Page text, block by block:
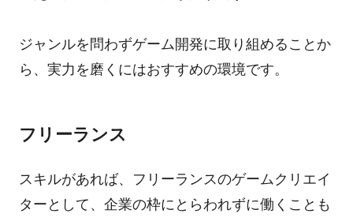
ジャンルを問わずゲーム開発に取り組めることか
ら、実力を磨くにはおすすめの環境です。
フリーランス
スキルがあれば、フリーランスのゲームクリエイ
ターとして、企業の枠にとらわれずに働くことも